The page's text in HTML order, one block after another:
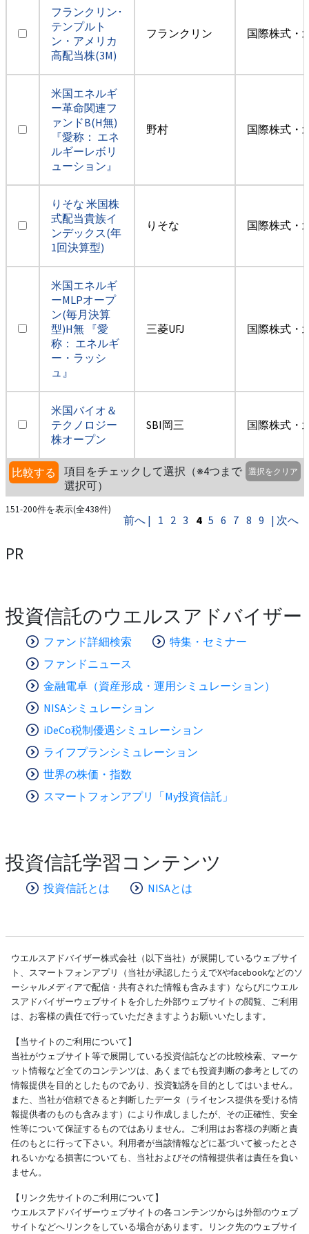
フランクリン･
テンプルト
ン・アメリカ
高配当株(3M)
フランクリン 国際株式・
米国エネルギ
ー革命関連フ
ァンドB(H無)
『愛称： エネ
ルギーレボリ
ューション』
野村 国際株式・
りそな 米国株
式配当貴族イ
ンデックス(年
1回決算型)
りそな 国際株式・
米国エネルギ
ーMLPオープ
ン(毎月決算
型)H無 『愛
称： エネルギ
ー・ラッシ
ュ』
三菱UFJ 国際株式・
米国バイオ＆
テクノロジー
株オープン
SBI岡三 国際株式・
比較する
項目をチェックして選択（※4つまで
選択可）
選択をクリア
151-200件を表示(全438件)
前へ | 1 2 3 4 5 6 7 8 9 | 次へ
PR
投資信託のウエルスアドバイザー
ファンド詳細検索
特集・セミナー
ファンドニュース
金融電卓（資産形成・運用シミュレーション）
NISAシミュレーション
iDeCo税制優遇シミュレーション
ライフプランシミュレーション
世界の株価・指数
スマートフォンアプリ「My投資信託」
投資信託学習コンテンツ
投資信託とは NISAとは
ウエルスアドバイザー株式会社（以下当社）が展開しているウェブサイ
ト、スマートフォンアプリ（当社が承認したうえでXやfacebookなどのソ
ーシャルメディアで配信・共有された情報も含みます）ならびにウエル
スアドバイザーウェブサイトを介した外部ウェブサイトの閲覧、ご利用
は、お客様の責任で行っていただきますようお願いいたします。
【当サイトのご利用について】
当社がウェブサイト等で展開している投資信託などの比較検索、マーケ
ット情報など全てのコンテンツは、あくまでも投資判断の参考としての
情報提供を目的としたものであり、投資勧誘を目的としてはいません。
また、当社が信頼できると判断したデータ（ライセンス提供を受ける情
報提供者のものも含みます）により作成しましたが、その正確性、安全
性等について保証するものではありません。ご利用はお客様の判断と責
任のもとに行って下さい。利用者が当該情報などに基づいて被ったとさ
れるいかなる損害についても、当社およびその情報提供者は責任を負い
ません。
【リンク先サイトのご利用について】
ウエルスアドバイザーウェブサイトの各コンテンツからは外部のウェブ
サイトなどへリンクをしている場合があります。リンク先のウェブサイ